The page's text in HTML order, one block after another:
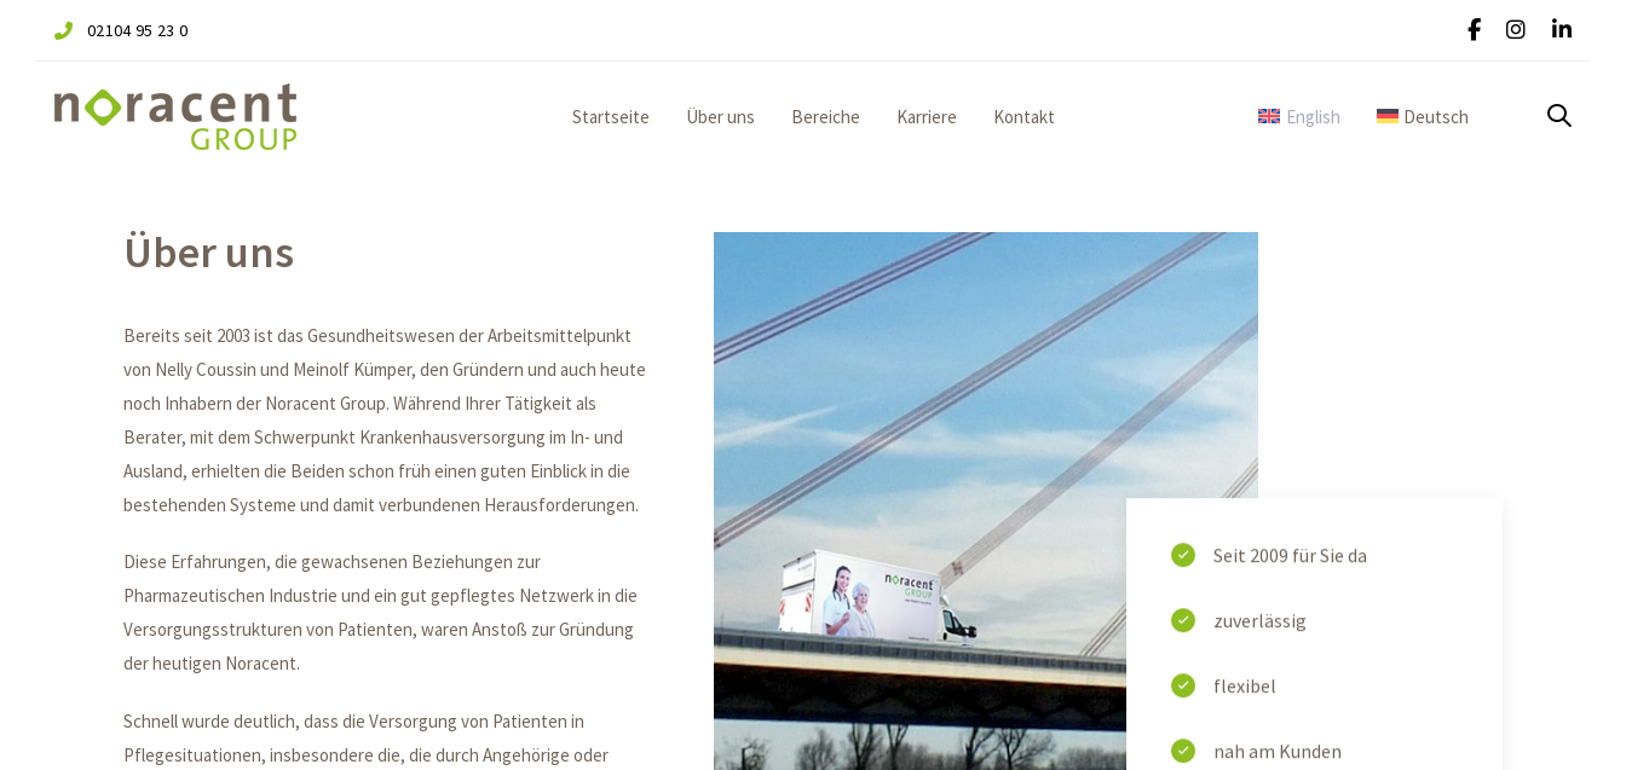
springen
02104 95 23 0
Startseite Über uns Bereiche Karriere Kontakt English Deutsch
Über uns
Bereits seit 2003 ist das Gesundheitswesen der Arbeitsmittelpunkt
von Nelly Coussin und Meinolf Kümper, den Gründern und auch heute
noch Inhabern der Noracent Group. Während Ihrer Tätigkeit als
Berater, mit dem Schwerpunkt Krankenhausversorgung im In- und
Ausland, erhielten die Beiden schon früh einen guten Einblick in die
bestehenden Systeme und damit verbundenen Herausforderungen.
Diese Erfahrungen, die gewachsenen Beziehungen zur
Pharmazeutischen Industrie und ein gut gepflegtes Netzwerk in die
Versorgungsstrukturen von Patienten, waren Anstoß zur Gründung
der heutigen Noracent.
Schnell wurde deutlich, dass die Versorgung von Patienten in
Pflegesituationen, insbesondere die, die durch Angehörige oder
Seit 2009 für Sie da
zuverlässig
flexibel
nah am Kunden